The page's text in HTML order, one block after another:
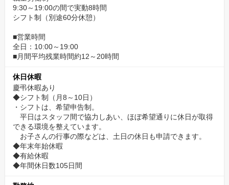
9:30～19:00の間で実動8時間
シフト制（別途60分休憩）
■営業時間
全日：10:00～19:00
■月間平均残業時間約12～20時間
休日休暇
慶弔休暇あり
◆シフト制（月8～10日）
・シフトは、希望申告制。
平日はスタッフ間で協力しあい、ほぼ希望通りに休日が取得
できる環境を整えています。
お子さんの行事の際などは、土日の休日も申請できます。
◆年末年始休暇
◆有給休暇
◆年間休日数105日間